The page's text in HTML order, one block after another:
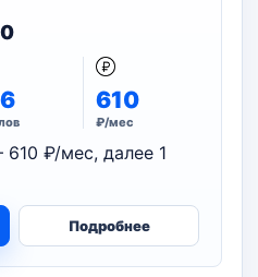
610
₽/мес
₽/мес, далее 1
Подробнее